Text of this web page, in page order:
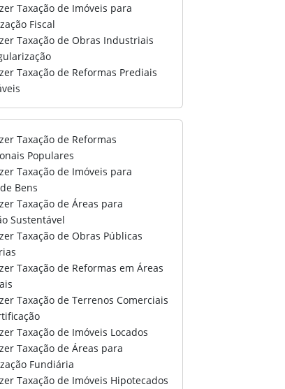
Taxação de Imóveis para
Fiscal
Taxação de Obras Industriais
Taxação de Reformas Prediais
Taxação de Reformas
Populares
Taxação de Imóveis para
Bens
Taxação de Áreas para
Sustentável
Taxação de Obras Públicas
Taxação de Reformas em Áreas
Taxação de Terrenos Comerciais
Taxação de Imóveis Locados
Taxação de Áreas para
Fundiária
Taxação de Imóveis Hipotecados